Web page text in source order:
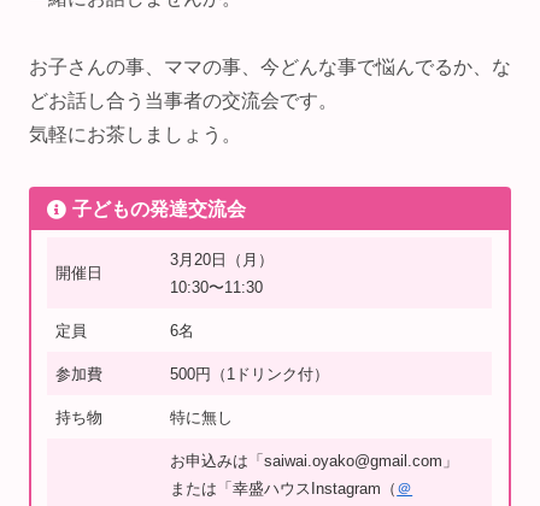
お子さんの事、ママの事、今どんな事で悩んでるか、な
どお話し合う当事者の交流会です。
気軽にお茶しましょう。
子どもの発達交流会
開催日
3月20日（月）
10:30〜11:30
定員 6名
参加費 500円（1ドリンク付）
持ち物 特に無し
お申込みは「saiwai.oyako@gmail.com」
または「幸盛ハウスInstagram（ ＠